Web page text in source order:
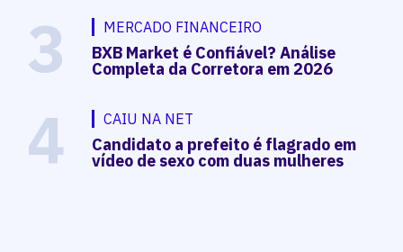
3 MERCADO FINANCEIRO
BXB Market é Confiável? Análise
Completa da Corretora em 2026
4 CAIU NA NET
Candidato a prefeito é flagrado em
vídeo de sexo com duas mulheres